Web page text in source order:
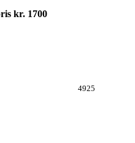
kr. 1700
4925